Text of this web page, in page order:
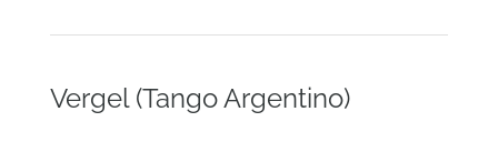
Vergel (Tango Argentino)